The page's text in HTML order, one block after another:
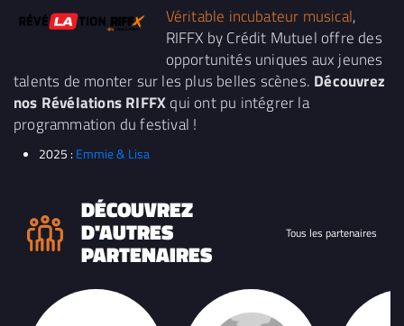
Véritable incubateur musical,
RIFFX by Crédit Mutuel offre des
opportunités uniques aux jeunes
talents de monter sur les plus belles scènes. Découvrez
nos Révélations RIFFX qui ont pu intégrer la
programmation du festival !
2025 : Emmie & Lisa
DÉCOUVREZ
D'AUTRES
PARTENAIRES
Tous les partenaires